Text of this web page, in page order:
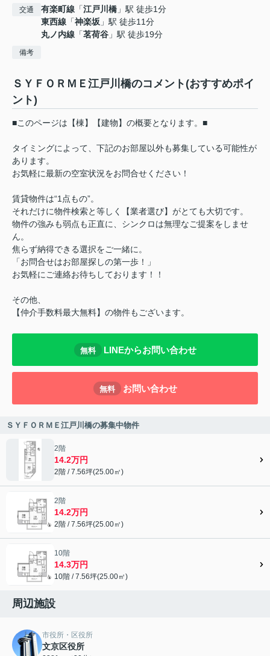
交通 有楽町線 「江戸川橋 」駅 徒歩1分
東西線 「神楽坂 」駅 徒歩11分
丸ノ内線 「茗荷谷 」駅 徒歩19分
備考
ＳＹＦＯＲＭＥ江戸川橋のコメント(おすすめポイ
ント)
■このページは【棟】【建物】の概要となります。■
タイミングによって、下記のお部屋以外も募集している可能性が
あります。
お気軽に最新の空室状況をお問合せください！
賃貸物件は“1点もの”。
それだけに物件検索と等しく【業者選び】がとても大切です。
物件の強みも弱点も正直に、シンクロは無理なご提案をしませ
ん。
焦らず納得できる選択をご一緒に。
「お問合せはお部屋探しの第一歩！」
お気軽にご連絡お待ちしております！！
その他、
【仲介手数料最大無料】の物件もございます。
無料 LINEからお問い合わせ
無料 お問い合わせ
ＳＹＦＯＲＭＥ江戸川橋の募集中物件
2階
14.2万円
2階 / 7.56坪(25.00㎡)
2階
14.2万円
2階 / 7.56坪(25.00㎡)
10階
14.3万円
10階 / 7.56坪(25.00㎡)
周辺施設
市役所・区役所
文京区役所